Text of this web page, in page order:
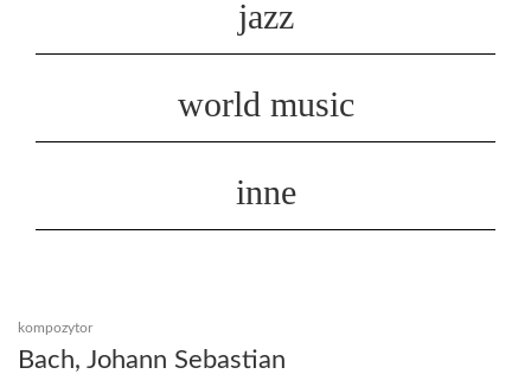
jazz
world music
inne
kompozytor
Bach, Johann Sebastian